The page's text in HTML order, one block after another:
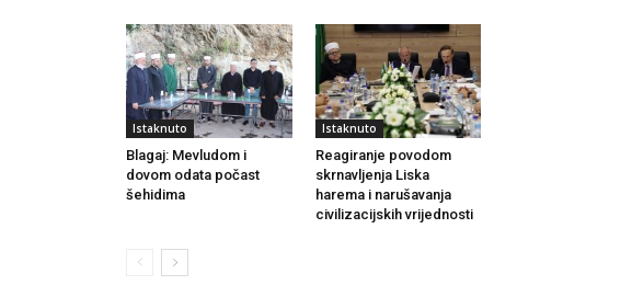
Istaknuto
Blagaj: Mevludom i
dovom odata počast
šehidima
Istaknuto
Reagiranje povodom
skrnavljenja Liska
harema i narušavanja
civilizacijskih vrijednosti